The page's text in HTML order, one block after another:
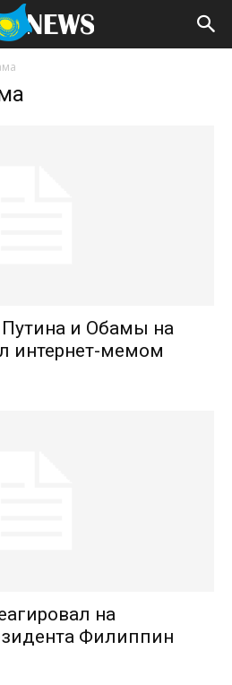
и Обамы на
интернет-мемом
на
Филиппин